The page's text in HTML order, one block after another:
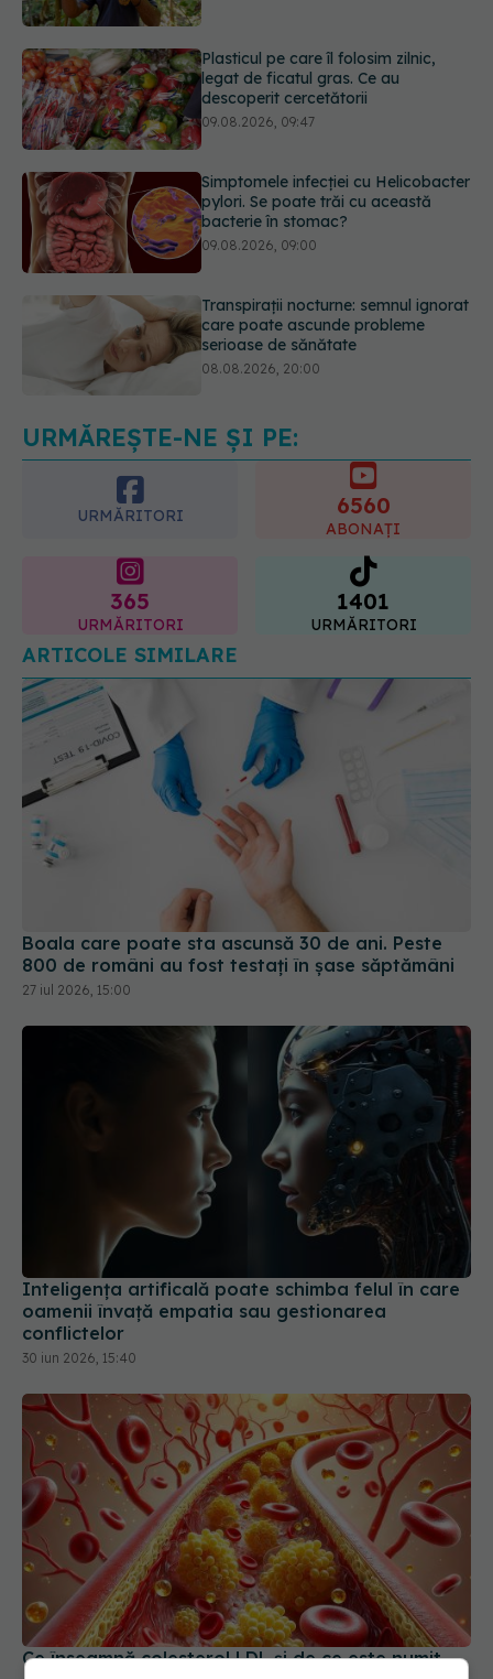
Simptomele infecției cu Helicobacter
pylori. Se poate trăi cu această
bacterie în stomac?
Transpirații nocturne: semnul ignorat
serioase de sănătate
Cum folosești uleiul esențial de
părului
URMĂREȘTE-NE ȘI PE:
URMĂRITORI 6560
ABONAȚI
365
URMĂRITORI
1401
URMĂRITORI
ARTICOLE SIMILARE
Boala care poate sta ascunsă 30 de ani. Peste
800 de români au fost testați în șase săptămâni
27 iul 2026, 15:00
Inteligența artificală poate schimba felul în care
oamenii învață empatia sau gestionarea
conflictelor
30 iun 2026, 15:40
Ce înseamnă colesterol LDL și de ce este numit